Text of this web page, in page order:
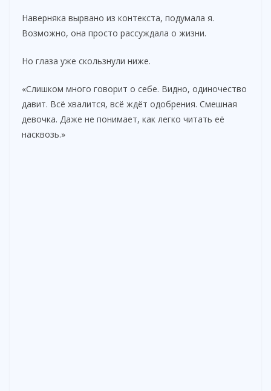
Наверняка вырвано из контекста, подумала я.
Возможно, она просто рассуждала о жизни.
Но глаза уже скользнули ниже.
«Слишком много говорит о себе. Видно, одиночество
давит. Всё хвалится, всё ждёт одобрения. Смешная
девочка. Даже не понимает, как легко читать её
насквозь.»